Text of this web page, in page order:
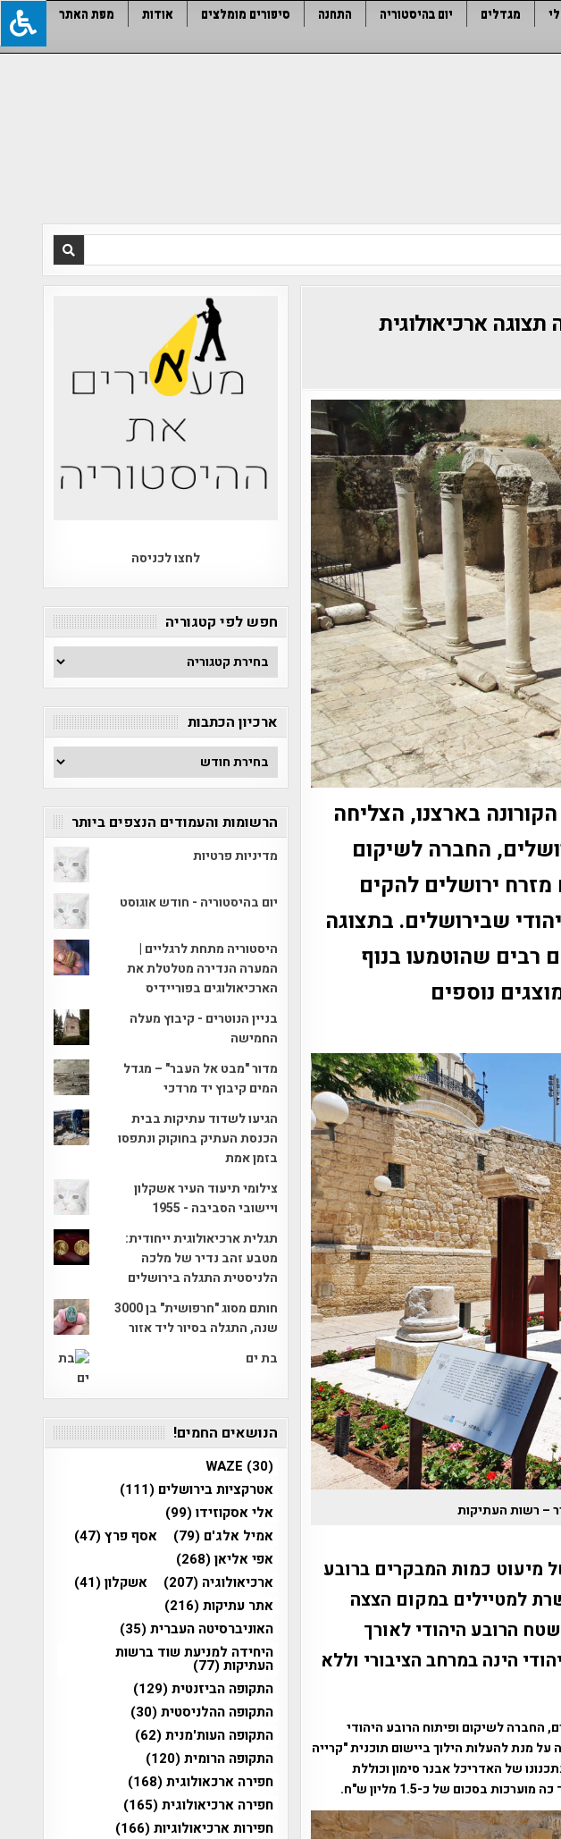
מגדלים יום בהיסטוריה התחנה סיפורים מומלצים אודות
מפת האתר
ארכיאולוגית
בארצנו, הצליחה
החברה לשיקום
מזרח ירושלים להקים
שבירושלים. בתצוגה
רבים שהוטמעו בנוף
נוספים
– רשות העתיקות
כמות המבקרים ברובע
למטיילים במקום הצצה
הרובע היהודי לאורך
הינה במרחב הציבורי וללא
החברה לשיקום ופיתוח הרובע היהודי
מנת להעלות הילוך ביישום תוכנית "קרייה
של האדריכל אבנר סימון וכוללת
בסכום של כ-1.5 מליון ש"ח.
לחצו לכניסה
חפש לפי קטגוריה
חפש
לפי
קטגוריה
ארכיון הכתבות
ארכיון
הכתבות
הרשומות והעמודים הנצפים ביותר
מדיניות פרטיות
יום בהיסטוריה - חודש אוגוסט
היסטוריה מתחת לרגליים |
המערה הנדירה מטלטלת את
הארכיאולוגים בפוריידיס
בניין הנוטרים - קיבוץ מעלה
החמישה
מדור "מבט אל העבר" – מגדל
המים קיבוץ יד מרדכי
הגיעו לשדוד עתיקות בבית
הכנסת העתיק בחוקוק ונתפסו
בזמן אמת
צילומי תיעוד העיר אשקלון
ויישובי הסביבה - 1955
תגלית ארכיאולוגית ייחודית:
מטבע זהב נדיר של מלכה
הלניסטית התגלה בירושלים
חותם מסוג "חרפושית" בן 3000
שנה, התגלה בסיור ליד אזור
בת ים
הנושאים החמים!
WAZE (30)
אטרקציות בירושלים (111)
אלי אסקוזידו(99)
אמיל אלג'ם (79) אסף פרץ(47)
אפי אליאן(268)
ארכיאולוגיה (207) אשקלון(41)
אתר עתיקות(216)
האוניברסיטה העברית(35)
היחידה למניעת שוד ברשות
העתיקות(77)
התקופה הביזנטית(129)
התקופה ההלניסטית(30)
התקופה העות'מנית(62)
התקופה הרומית(120)
חפירה ארכאולוגית(168)
חפירה ארכיאולוגית(165)
חפירות ארכיאולוגיות(166)